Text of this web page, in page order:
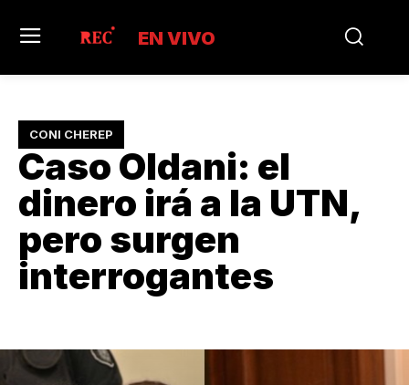
EN VIVO
CONI CHEREP
Caso Oldani: el
dinero irá a la UTN,
pero surgen
interrogantes